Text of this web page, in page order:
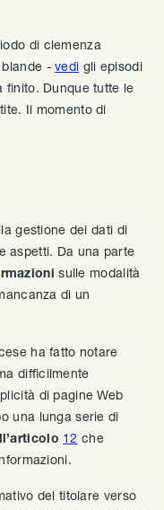
di clemenza
blande -vedi gli episodi
finito. Dunque tutte le
Il momento di
gestione dei dati di
aspetti. Da una parte
sulle modalità
di un
ha fatto notare
difficilmente
di pagine Web
una lunga serie di
12 che
del titolare verso